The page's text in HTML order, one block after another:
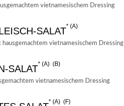
vietnamesischem Dressing
SALAT A
vietnamesischem Dressing
SALAT A B
vietnamesischem Dressing
A F